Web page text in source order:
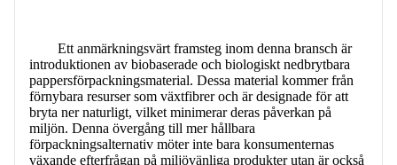
Ett anmärkningsvärt framsteg inom denna bransch är
introduktionen av biobaserade och biologiskt nedbrytbara
pappersförpackningsmaterial. Dessa material kommer från
förnybara resurser som växtfibrer och är designade för att
bryta ner naturligt, vilket minimerar deras påverkan på
miljön. Denna övergång till mer hållbara
förpackningsalternativ möter inte bara konsumenternas
växande efterfrågan på miljövänliga produkter utan är också